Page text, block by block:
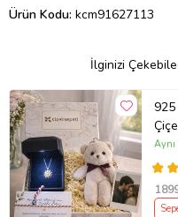
Ürün Kodu: kcm91627113
İlginizi
925